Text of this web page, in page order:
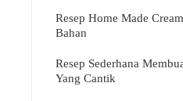
Resep Home Made
Bahan
Resep Sederhana
Yang Cantik